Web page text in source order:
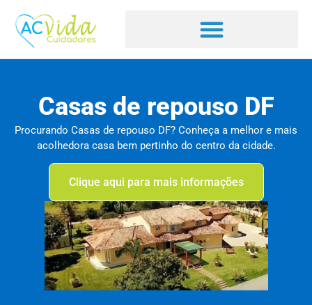
Casas de repouso DF
Procurando Casas de repouso DF? Conheça a melhor e mais
acolhedora casa bem pertinho do centro da cidade.
Clique aqui para mais informações